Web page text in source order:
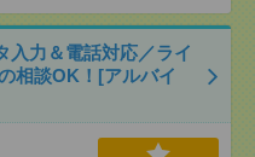
入力＆電話対応／ライ
相談OK！[アルバイ